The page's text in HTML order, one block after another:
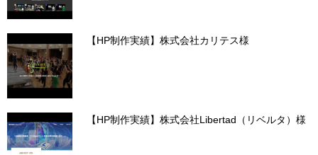
【HP制作実績】株式会社カリテス様
【HP制作実績】株式会社Libertad（リベルタ）様